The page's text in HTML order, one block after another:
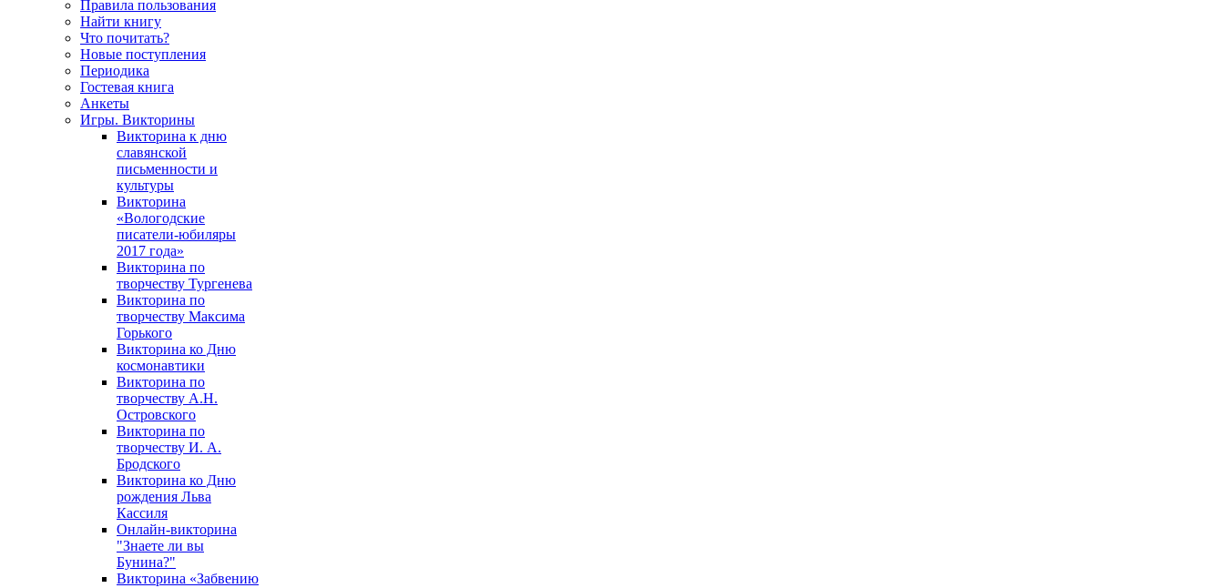
Правила пользования
Найти книгу
Что почитать?
Новые поступления
Периодика
Гостевая книга
Анкеты
Игры. Викторины
Викторина к дню
славянской
письменности и
культуры
Викторина
«Вологодские
писатели-юбиляры
2017 года»
Викторина по
творчеству Тургенева
Викторина по
творчеству Максима
Горького
Викторина ко Дню
космонавтики
Викторина по
творчеству А.Н.
Островского
Викторина по
творчеству И. А.
Бродского
Викторина ко Дню
рождения Льва
Кассиля
Онлайн-викторина
"Знаете ли вы
Бунина?"
Викторина «Забвению